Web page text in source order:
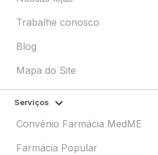
Trabalhe conosco
Blog
Mapa do Site
Serviços
Convênio Farmácia MedME
Farmácia Popular